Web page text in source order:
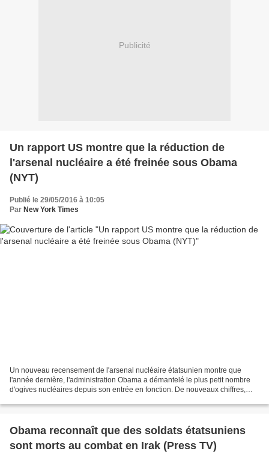
Publicité
Un rapport US montre que la réduction de
l'arsenal nucléaire a été freinée sous Obama
(NYT)
Publié le 29/05/2016 à 10:05
Par New York Times
Un nouveau recensement de l'arsenal nucléaire étatsunien montre que
l'année dernière, l'administration Obama a démantelé le plus petit nombre
d'ogives nucléaires depuis son entrée en fonction. De nouveaux chiffres,
Obama reconnaît que des soldats étatsuniens
sont morts au combat en Irak (Press TV)